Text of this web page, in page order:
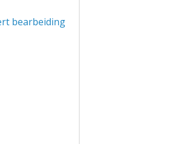
bearbeiding